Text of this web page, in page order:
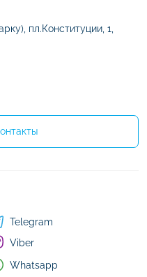
пл.Конституции, 1,
Telegram
Viber
Whatsapp